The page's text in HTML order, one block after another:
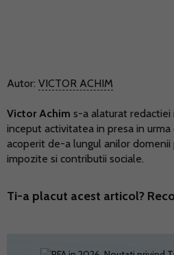
Autor: VICTOR ACHIM
Victor Achim s-a alaturat redactiei
inceput activitatea in presa in urma
acoperit de-a lungul anilor domenii
impozite si contributii sociale.
Ti-a placut acest articol?